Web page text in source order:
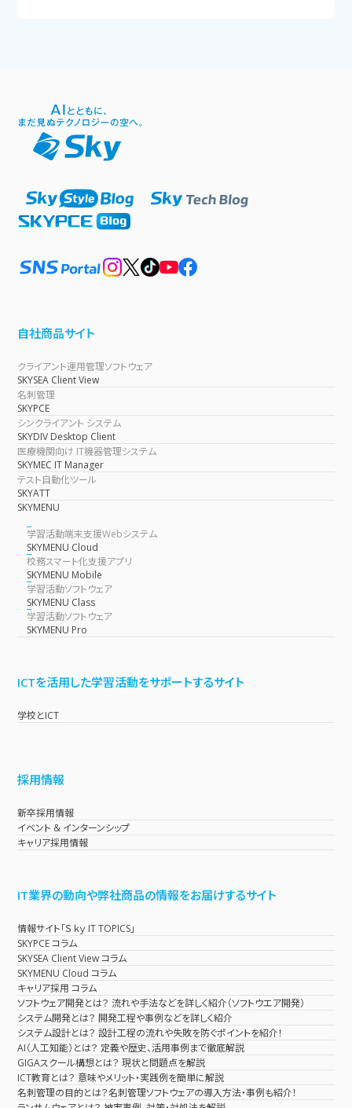
自社商品サイト
クライアント運用管理ソフトウェア
SKYSEA Client View
名刺管理
SKYPCE
シンクライアント システム
SKYDIV Desktop Client
医療機関向け IT機器管理システム
SKYMEC IT Manager
テスト自動化ツール
SKYATT
SKYMENU
学習活動端末支援Webシステム
SKYMENU Cloud
校務スマート化支援アプリ
SKYMENU Mobile
学習活動ソフトウェア
SKYMENU Class
学習活動ソフトウェア
SKYMENU Pro
ICTを活用した学習活動をサポートするサイト
学校とICT
採用情報
新卒採用情報
イベント & インターンシップ
キャリア採用情報
IT業界の動向や弊社商品の情報をお届けするサイト
情報サイト「Ｓｋｙ IT TOPICS」
SKYPCE コラム
SKYSEA Client View コラム
SKYMENU Cloud コラム
キャリア採用 コラム
ソフトウェア開発とは？ 流れや手法などを詳しく紹介（ソフトウエア開発）
システム開発とは？ 開発工程や事例などを詳しく紹介
システム設計とは？ 設計工程の流れや失敗を防ぐポイントを紹介！
AI（人工知能）とは？ 定義や歴史、活用事例まで徹底解説
GIGAスクール構想とは？ 現状と問題点を解説
ICT教育とは？ 意味やメリット・実践例を簡単に解説
名刺管理の目的とは？名刺管理ソフトウェアの導入方法・事例も紹介！